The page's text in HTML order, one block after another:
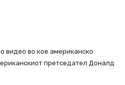
видео во кое американско
претседател Доналд